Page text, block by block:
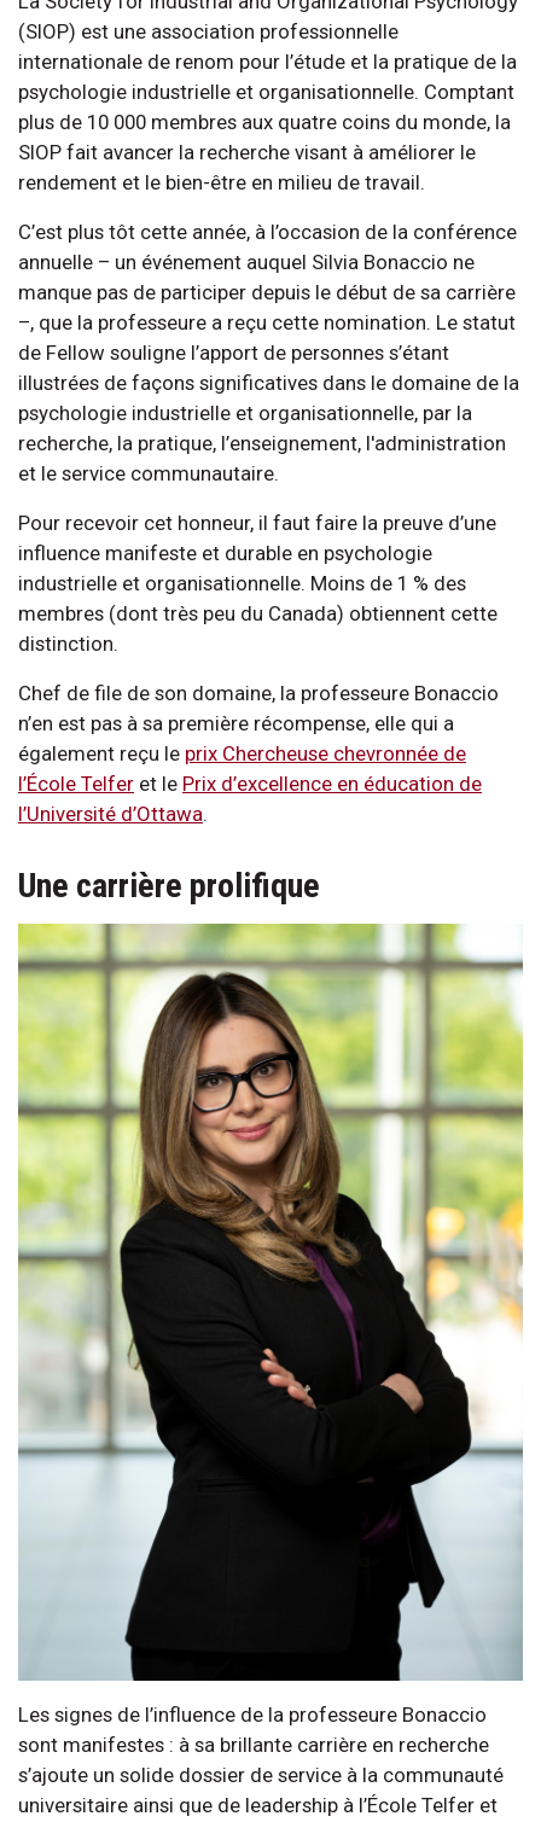
(SIOP) est une association professionnelle
internationale de renom pour l’étude et la pratique de la
psychologie industrielle et organisationnelle. Comptant
plus de 10 000 membres aux quatre coins du monde, la
SIOP fait avancer la recherche visant à améliorer le
rendement et le bien-être en milieu de travail.
C’est plus tôt cette année, à l’occasion de la conférence
annuelle – un événement auquel Silvia Bonaccio ne
manque pas de participer depuis le début de sa carrière
–, que la professeure a reçu cette nomination. Le statut
de Fellow souligne l’apport de personnes s’étant
illustrées de façons significatives dans le domaine de la
psychologie industrielle et organisationnelle, par la
recherche, la pratique, l’enseignement, l'administration
et le service communautaire.
Pour recevoir cet honneur, il faut faire la preuve d’une
influence manifeste et durable en psychologie
industrielle et organisationnelle. Moins de 1 % des
membres (dont très peu du Canada) obtiennent cette
distinction.
Chef de file de son domaine, la professeure Bonaccio
n’en est pas à sa première récompense, elle qui a
également reçu le prix Chercheuse chevronnée de
l’École Telfer et le Prix d’excellence en éducation de
l’Université d’Ottawa.
Une carrière prolifique
Les signes de l’influence de la professeure Bonaccio
sont manifestes : à sa brillante carrière en recherche
s’ajoute un solide dossier de service à la communauté
universitaire ainsi que de leadership à l’École Telfer et